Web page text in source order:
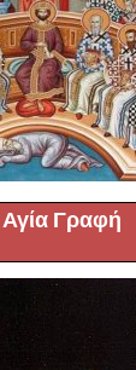
Αγία Γραφή